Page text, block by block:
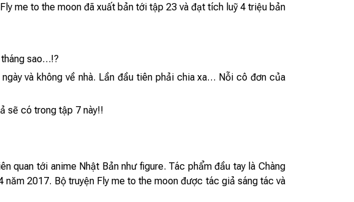
me to the moon đã xuất bản tới tập 23 và đạt tích luỹ 4 triệu bản
tháng sao…!?
và không về nhà. Lần đầu tiên phải chia xa… Nỗi cô đơn của
sẽ có trong tập 7 này!!
quan tới anime Nhật Bản như figure. Tác phẩm đầu tay là Chàng
2017. Bộ truyện Fly me to the moon được tác giả sáng tác và